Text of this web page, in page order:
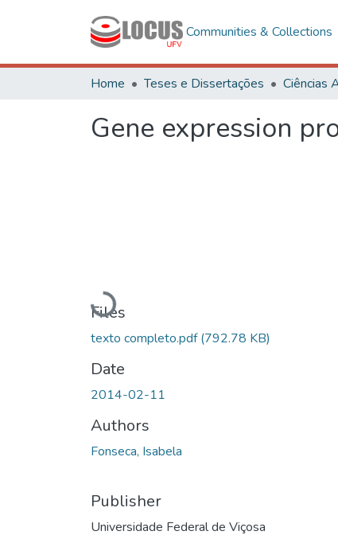
Communities & Collections
Home Teses e Dissertações Ciências
Gene expression
Loading...
Files
texto completo.pdf(792.78 KB)
Date
2014-02-11
Authors
Fonseca, Isabela
Publisher
Universidade Federal de Viçosa